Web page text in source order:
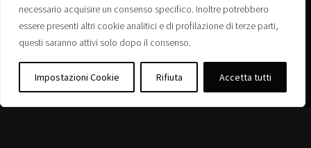
necessario acquisire un consenso specifico. Inoltre potrebbero
essere presenti altri cookie analitici e di profilazione di terze parti,
questi saranno attivi solo dopo il consenso.
Impostazioni Cookie Rifiuta Accetta tutti
Via Wagner, 42 - 35020 Ponte San Nicolò (PD)
C.F. 92223660280
Privacy policy
Registro delle Associazioni di Promozione Sociale – Regione Veneto –
Iscrizione n. PS/PD0364
Albo delle Associazioni – Comune di Ponte San Nicolò – Iscrizione n. 77